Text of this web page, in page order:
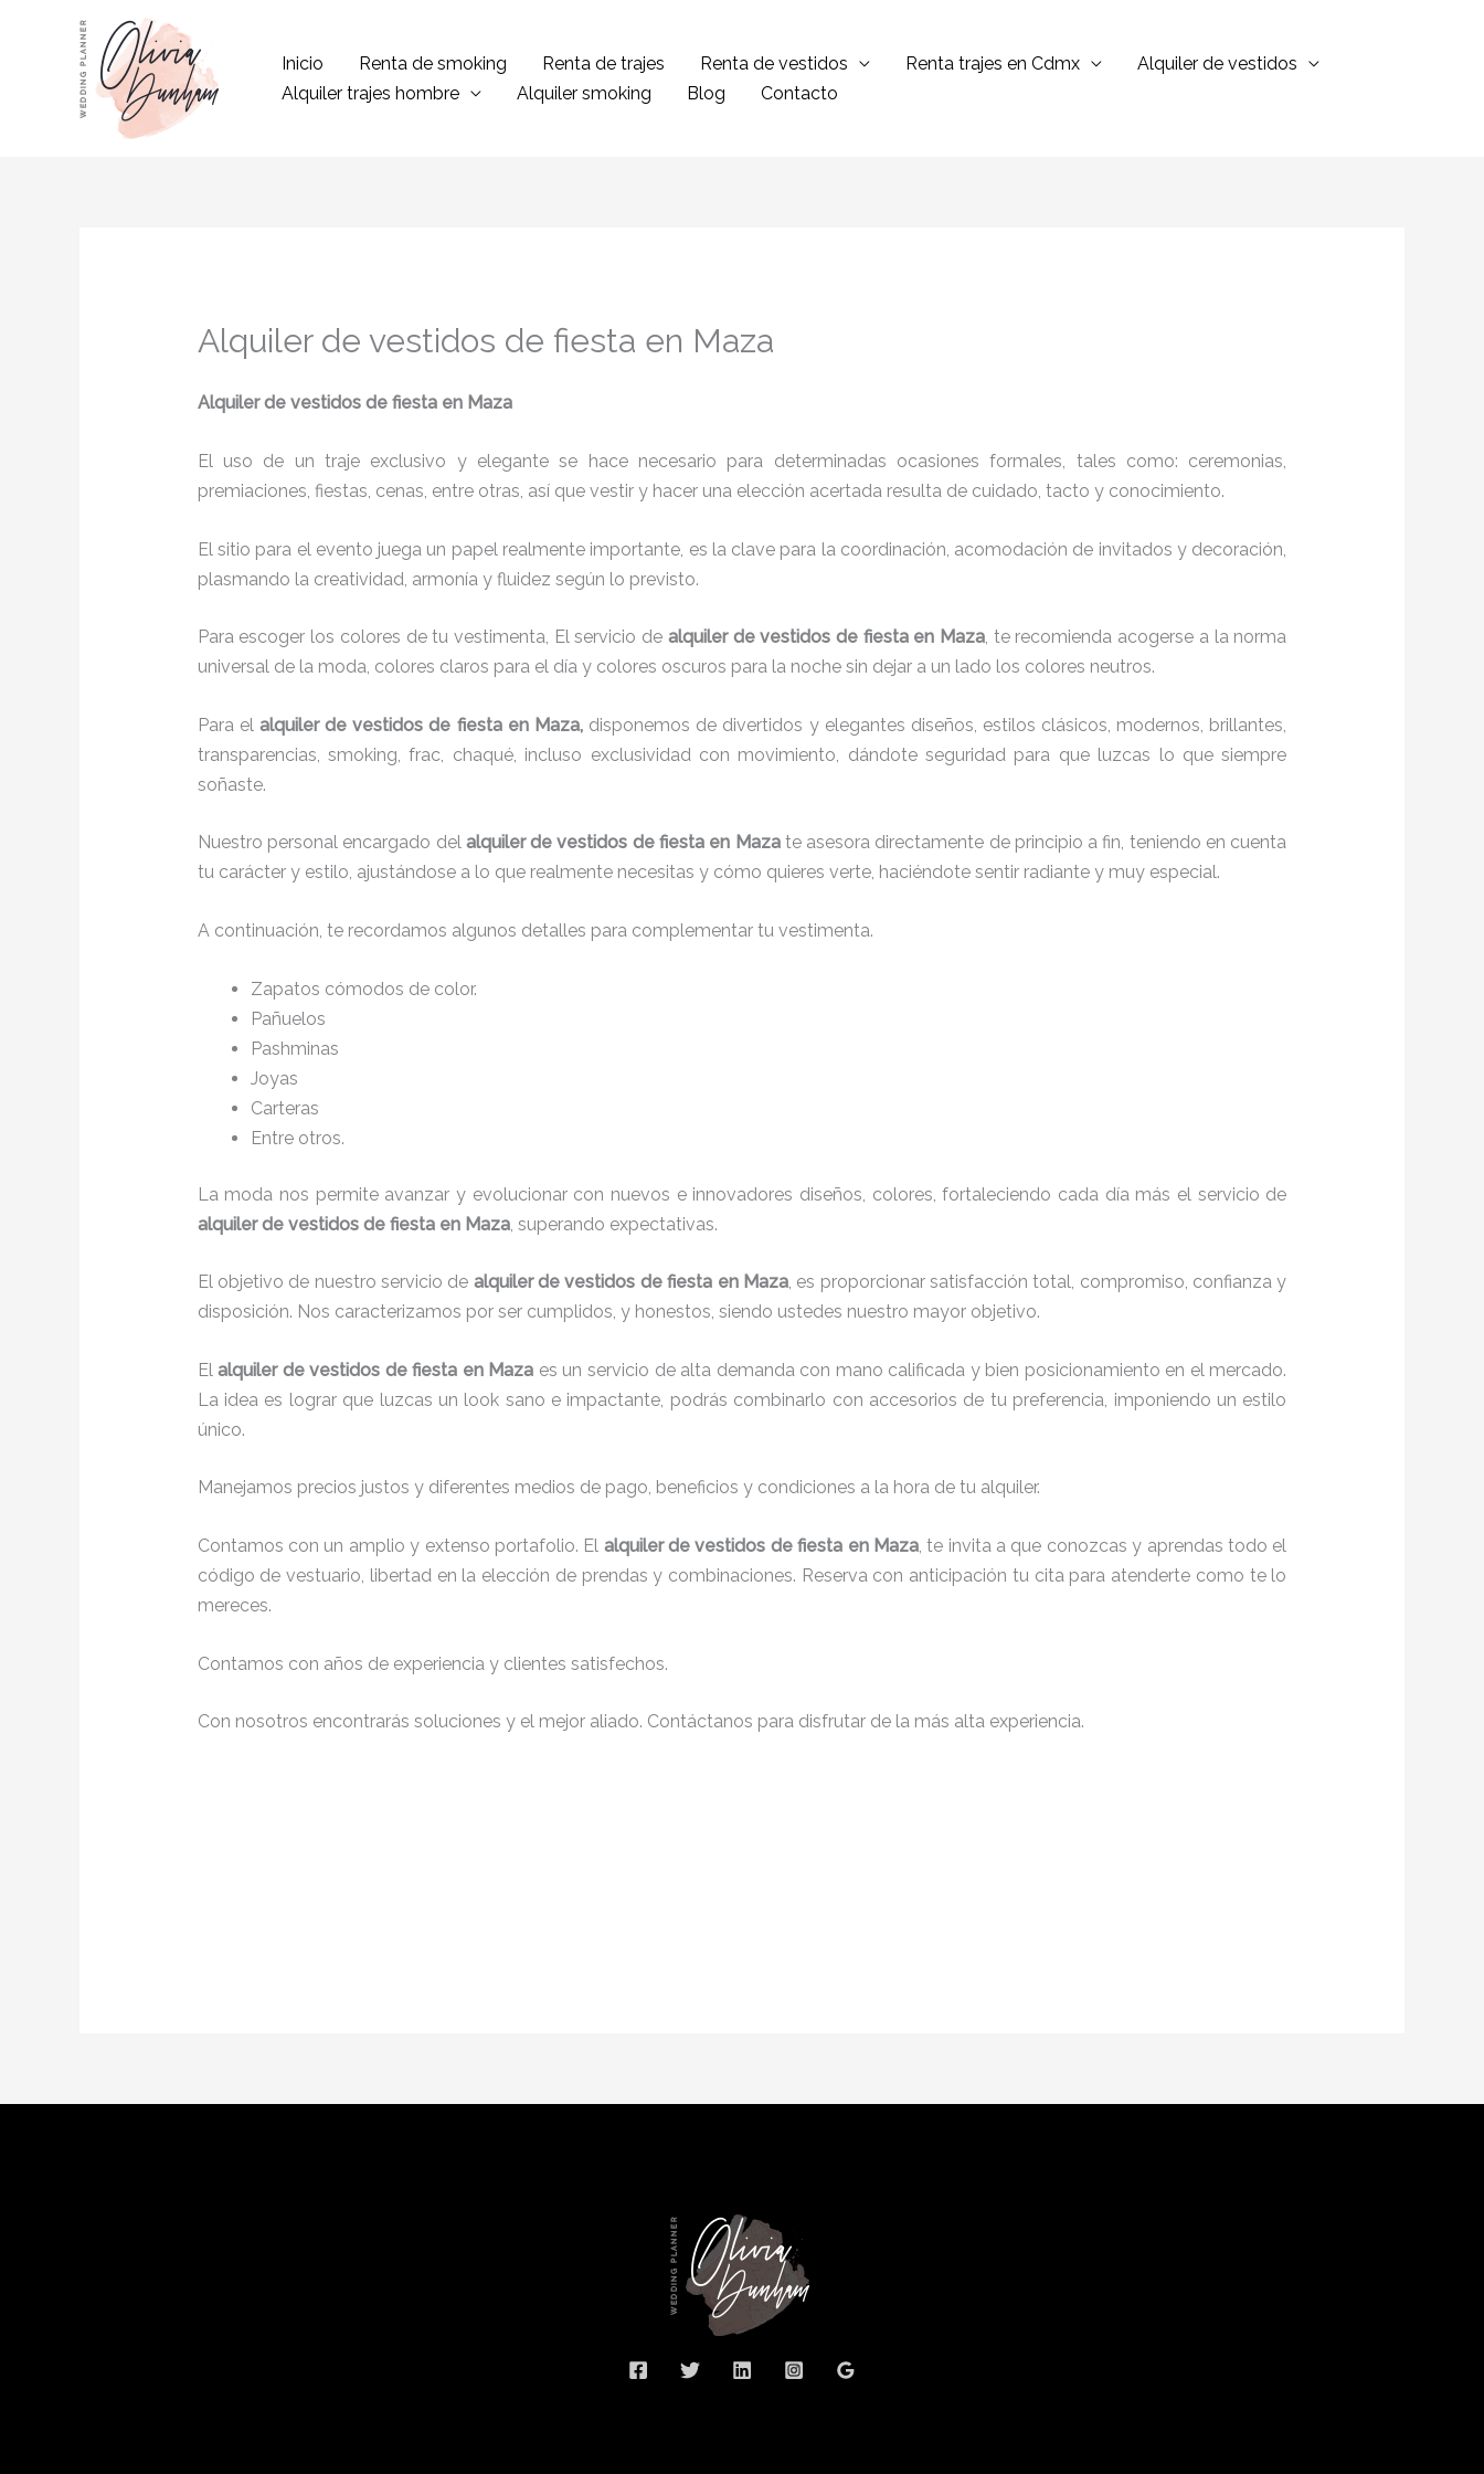
contenido
Inicio Renta de smoking Renta de trajes Renta de vestidos Renta trajes en Cdmx
Alquiler de vestidos
Alquiler trajes hombre
Alquiler smoking Blog Contacto
Alquiler de vestidos de fiesta en Maza
Alquiler de vestidos de fiesta en Maza
El uso de un traje exclusivo y elegante se hace necesario para determinadas ocasiones formales, tales como: ceremonias,
premiaciones, fiestas, cenas, entre otras, así que vestir y hacer una elección acertada resulta de cuidado, tacto y conocimiento.
El sitio para el evento juega un papel realmente importante, es la clave para la coordinación, acomodación de invitados y decoración,
plasmando la creatividad, armonía y fluidez según lo previsto.
Para escoger los colores de tu vestimenta, El servicio de alquiler de vestidos de fiesta en Maza, te recomienda acogerse a la norma
universal de la moda, colores claros para el día y colores oscuros para la noche sin dejar a un lado los colores neutros.
Para elalquiler de vestidos de fiesta en Maza, disponemos de divertidos y elegantes diseños, estilos clásicos, modernos, brillantes,
transparencias, smoking, frac, chaqué, incluso exclusividad con movimiento, dándote seguridad para que luzcas lo que siempre
soñaste.
Nuestro personal encargado del alquiler de vestidos de fiesta en Mazate asesora directamente de principio a fin, teniendo en cuenta
tu carácter y estilo, ajustándose a lo que realmente necesitas y cómo quieres verte, haciéndote sentir radiante y muy especial.
A continuación, te recordamos algunos detalles para complementar tu vestimenta.
Zapatos cómodos de color.
Pañuelos
Pashminas
Joyas
Carteras
Entre otros.
La moda nos permite avanzar y evolucionar con nuevos e innovadores diseños, colores, fortaleciendo cada día más el servicio de
alquiler de vestidos de fiesta en Maza, superando expectativas.
El objetivo de nuestro servicio de alquiler de vestidos de fiesta en Maza, es proporcionar satisfacción total, compromiso, confianza y
disposición. Nos caracterizamos por ser cumplidos, y honestos, siendo ustedes nuestro mayor objetivo.
Elalquiler de vestidos de fiesta en Maza es un servicio de alta demanda con mano calificada y bien posicionamiento en el mercado.
La idea es lograr que luzcas un look sano e impactante, podrás combinarlo con accesorios de tu preferencia, imponiendo un estilo
único.
Manejamos precios justos y diferentes medios de pago, beneficios y condiciones a la hora de tu alquiler.
Contamos con un amplio y extenso portafolio. El alquiler de vestidos de fiesta en Maza, te invita a que conozcas y aprendas todo el
código de vestuario, libertad en la elección de prendas y combinaciones. Reserva con anticipación tu cita para atenderte como te lo
mereces.
Contamos con años de experiencia y clientes satisfechos.
Con nosotros encontrarás soluciones y el mejor aliado. Contáctanos para disfrutar de la más alta experiencia.